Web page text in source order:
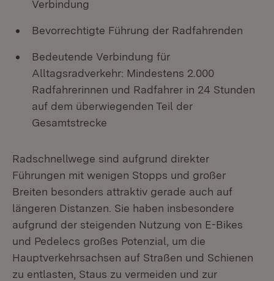
Verbindung
Bevorrechtigte Führung der Radfahrenden
Bedeutende Verbindung für
Alltagsradverkehr: Mindestens 2.000
Radfahrerinnen und Radfahrer in 24 Stunden
auf dem überwiegenden Teil der
Gesamtstrecke
Radschnellwege sind aufgrund direkter
Führungen mit wenigen Stopps und großer
Breiten besonders attraktiv gerade auch auf
längeren Distanzen. Sie haben insbesondere
aufgrund der steigenden Nutzung von E-Bikes
und Pedelecs großes Potenzial, um die
Hauptverkehrsachsen auf Straßen und Schienen
zu entlasten, Staus zu vermeiden und zur